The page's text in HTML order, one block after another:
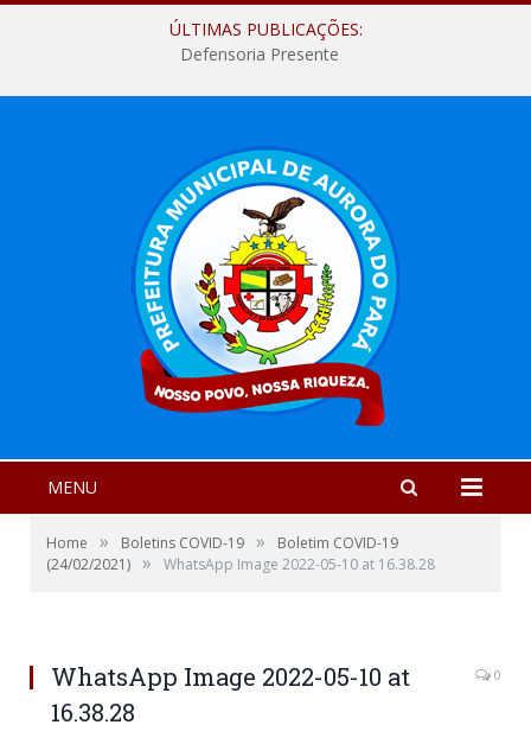
ÚLTIMAS PUBLICAÇÕES:
Defensoria Presente
MENU
Home » Boletins COVID-19 »
Boletim COVID-19
(24/02/2021) » WhatsApp Image 2022-05-10 at 16.38.28
WhatsApp Image 2022-05-10 at
16.38.28
0